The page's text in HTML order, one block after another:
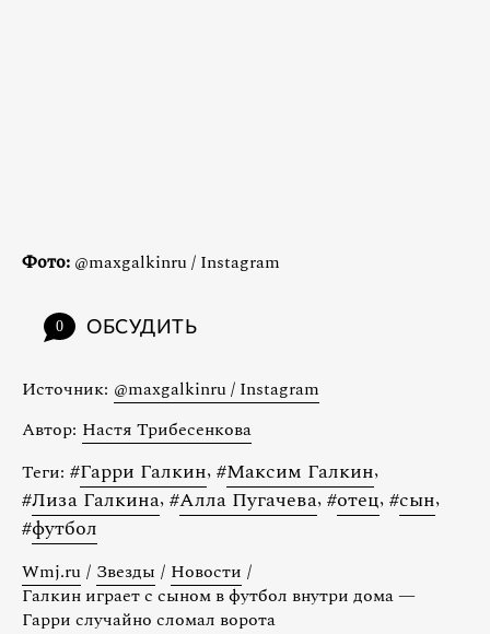
Фото: @maxgalkinru / Instagram
0 ОБСУДИТЬ
Источник: @maxgalkinru / Instagram
Автор: Настя Трибесенкова
Теги: #Гарри Галкин, #Максим Галкин,
#Лиза Галкина, #Алла Пугачева, #отец, #сын,
#футбол
Wmj.ru / Звезды / Новости /
Галкин играет с сыном в футбол внутри дома —
Гарри случайно сломал ворота